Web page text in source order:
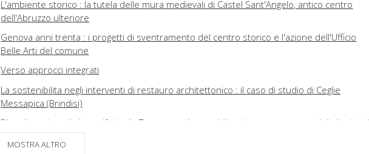
L'ambiente storico : la tutela delle mura medievali di Castel Sant'Angelo, antico centro
dell'Abruzzo ulteriore
Genova anni trenta : i progetti di sventramento del centro storico e l'azione dell'Ufficio
Belle Arti del comune
Verso approcci integrati
La sostenibilita negli interventi di restauro architettonico : il caso di studio di Ceglie
Messapica (Brindisi)
Plan de mejora de la periferia de Terrassa : el caso del conjunto monumental de las igesia
de Sant Pere y su integraciónn el núcleo urbano
MOSTRA ALTRO